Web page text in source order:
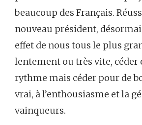
beaucoup des Français.
nouveau président,
effet de nous tous le plus
lentement ou très vite, céder
rythme mais céder pour de
vrai, à l’enthousiasme et la
vainqueurs.